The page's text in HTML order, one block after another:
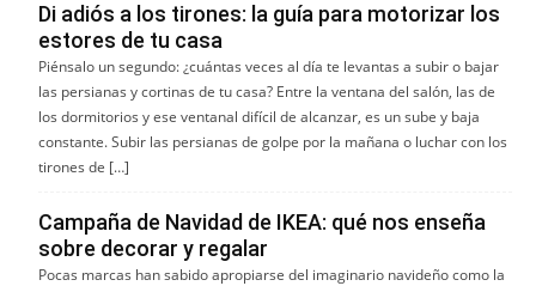
Di adiós a los tirones: la guía para motorizar los
estores de tu casa
Piénsalo un segundo: ¿cuántas veces al día te levantas a subir o bajar
las persianas y cortinas de tu casa? Entre la ventana del salón, las de
los dormitorios y ese ventanal difícil de alcanzar, es un sube y baja
constante. Subir las persianas de golpe por la mañana o luchar con los
tirones de […]
Campaña de Navidad de IKEA: qué nos enseña
sobre decorar y regalar
Pocas marcas han sabido apropiarse del imaginario navideño como la